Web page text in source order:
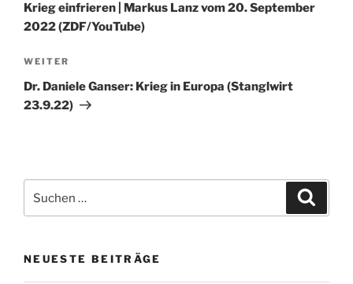
Krieg einfrieren | Markus Lanz vom 20. September
2022 (ZDF/YouTube)
Nächster
Beitrag
WEITER
Dr. Daniele Ganser: Krieg in Europa (Stanglwirt
23.9.22)
nach:
NEUESTE BEITRÄGE